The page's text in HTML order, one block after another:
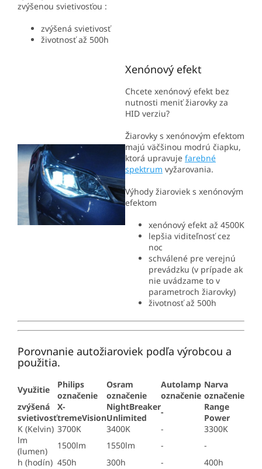
zvýšenou svietivosťou :
zvýšená svietivosť
životnosť až 500h
Xenónový efekt
Chcete xenónový efekt bez
nutnosti meniť žiarovky za
HID verziu?
Žiarovky s xenónovým efektom
majú väčšinou modrú čiapku,
ktorá upravuje farebné
spektrum vyžarovania.
Výhody žiaroviek s xenónovým
efektom
xenónový efekt až 4500K
lepšia viditeľnosť cez
noc
schválené pre verejnú
prevádzku (v prípade ak
nie uvádzame to v
parametroch žiarovky)
životnosť až 500h
Porovnanie autožiaroviek podľa výrobcou a
použitia.
Využitie
Philips
označenie
Osram
označenie
Autolamp
označenie
Narva
označenie
zvýšená
svietivosť
X-
tremeVision
NightBreaker
Unlimited
-
Range
Power
K (Kelvin) 3700K 3400K -
3300K
lm
(lumen)
1500lm 1550lm -
-
h (hodín) 450h 300h -
400h